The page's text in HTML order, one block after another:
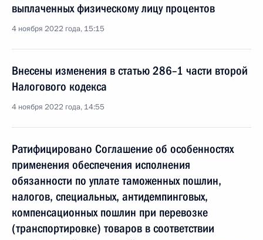
выплаченных физическому лицу процентов
4 ноября 2022 года, 15:15
Внесены изменения в статью 286–1 части второй
Налогового кодекса
4 ноября 2022 года, 14:55
Ратифицировано Соглашение об особенностях
применения обеспечения исполнения
обязанности по уплате таможенных пошлин,
налогов, специальных, антидемпинговых,
компенсационных пошлин при перевозке
(транспортировке) товаров в соответствии